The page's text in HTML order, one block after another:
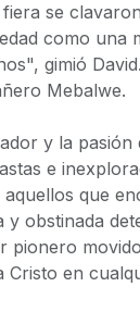
se
como una
gimió
Mebalwe.
y la pasión
e
que
obstinada
pionero
en